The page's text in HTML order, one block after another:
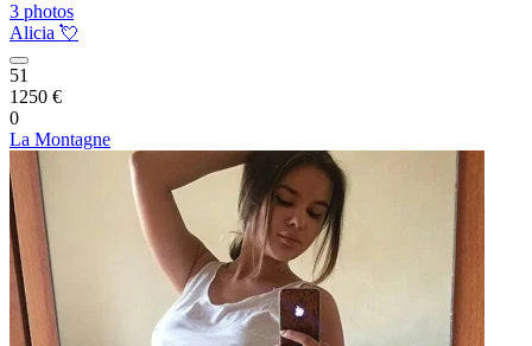
3 photos
Alicia 💘
51
1250 €
0
La Montagne